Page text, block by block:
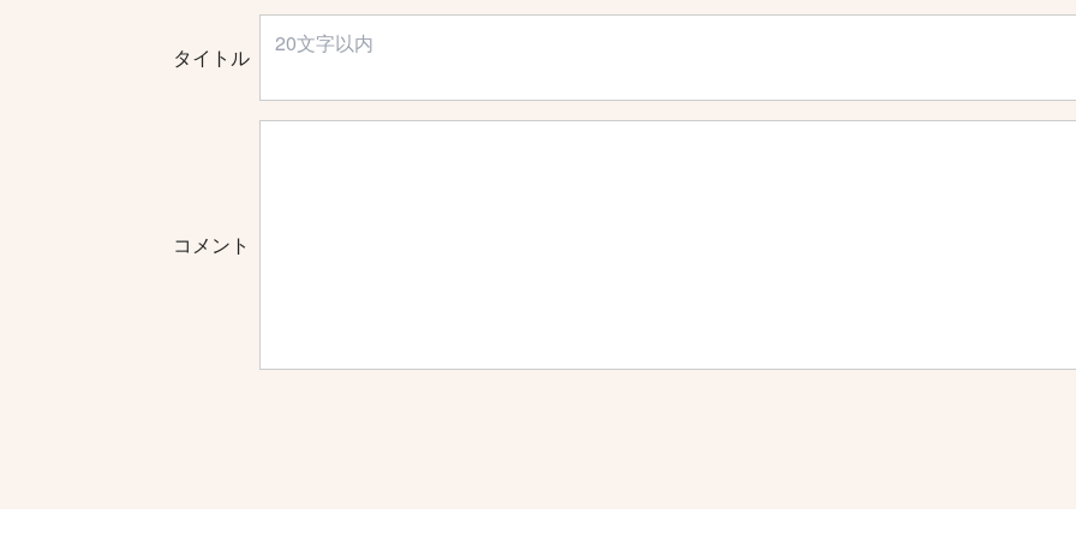
タイトル
コメント